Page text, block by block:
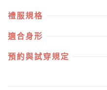
禮服規格
適合身形
預約與試穿規定